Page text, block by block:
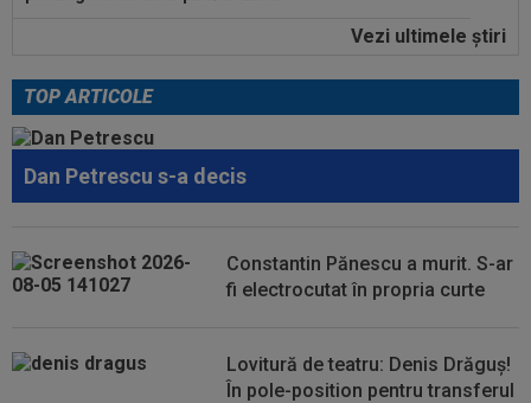
CFR Cluj - Tromso 0-0,
19:27 EXCLUSIV
Adrian Cristea a vorbit despre
problemele lui Cătălin Cîrjan: "Are de suferit"
19:19
Tragic: cel mai bun din istorie a murit subit, la
19:12
După Salah, Trabzonspor pregătește altă
lovitură: atacantul de 85.000.000€
Conference League cu Tromso
Vezi ultimele ştiri
TOP ARTICOLE
Dan Petrescu s-a decis
Constantin Pănescu a murit. S-ar
fi electrocutat în propria curte
Lovitură de teatru: Denis Drăguș!
În pole-position pentru transferul